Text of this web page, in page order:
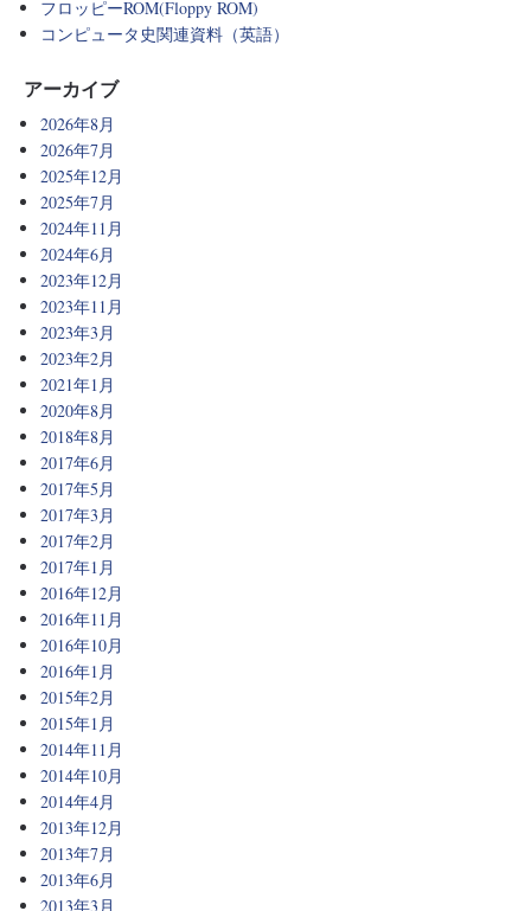
フロッピーROM(Floppy ROM)
コンピュータ史関連資料（英語）
アーカイブ
2026年8月
2026年7月
2025年12月
2025年7月
2024年11月
2024年6月
2023年12月
2023年11月
2023年3月
2023年2月
2021年1月
2020年8月
2018年8月
2017年6月
2017年5月
2017年3月
2017年2月
2017年1月
2016年12月
2016年11月
2016年10月
2016年1月
2015年2月
2015年1月
2014年11月
2014年10月
2014年4月
2013年12月
2013年7月
2013年6月
2013年3月